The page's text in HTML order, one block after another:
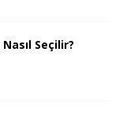
Seçilir?